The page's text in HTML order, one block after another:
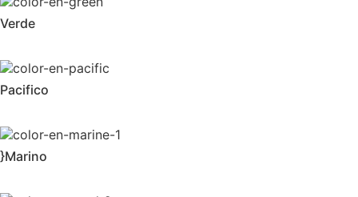
Verde
Pacifico
}Marino